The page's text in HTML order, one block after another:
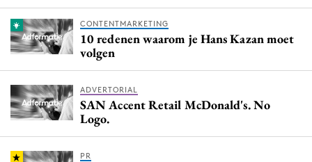
CONTENTMARKETING
10 redenen waarom je Hans Kazan moet
volgen
ADVERTORIAL
SAN Accent Retail McDonald's. No
Logo.
PR